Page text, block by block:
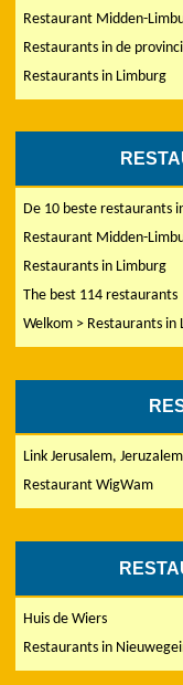
Restaurant Midden-
Restaurants in de
Restaurants in Limburg
De 10 beste restaurants
Restaurant Midden-
Restaurants in Limburg
The best 114 restaurants
Welkom > Restaurants in
Link Jerusalem, Jeruzalem
Restaurant WigWam
Huis de Wiers
Restaurants in